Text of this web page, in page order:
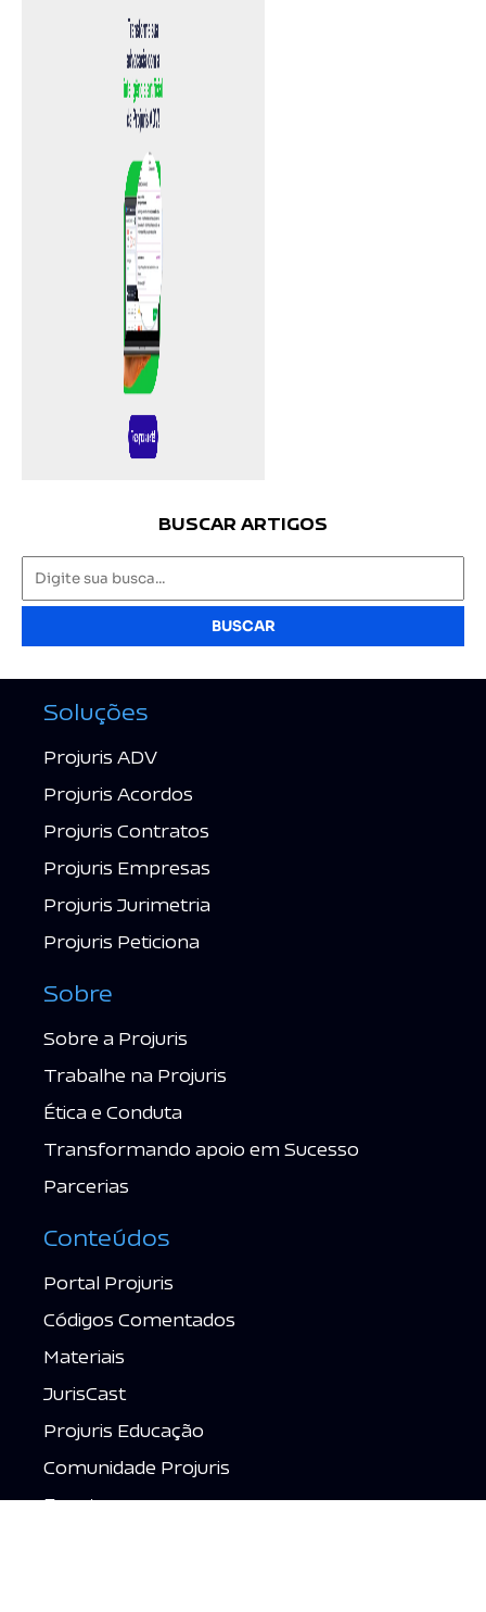
BUSCAR ARTIGOS
BUSCAR
Soluções
Projuris ADV
Projuris Acordos
Projuris Contratos
Projuris Empresas
Projuris Jurimetria
Projuris Peticiona
Sobre
Sobre a Projuris
Trabalhe na Projuris
Ética e Conduta
Transformando apoio em Sucesso
Parcerias
Conteúdos
Portal Projuris
Códigos Comentados
Materiais
JurisCast
Projuris Educação
Comunidade Projuris
Eventos